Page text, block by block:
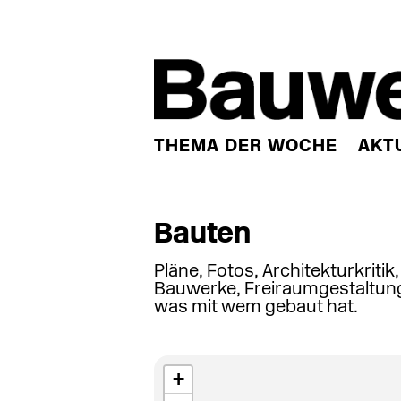
THEMA DER WOCHE
Bauten
Pläne, Fotos,
Bauwerke,
was mit wem gebaut hat.
+